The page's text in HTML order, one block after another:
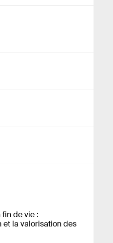
de vie :
la valorisation des